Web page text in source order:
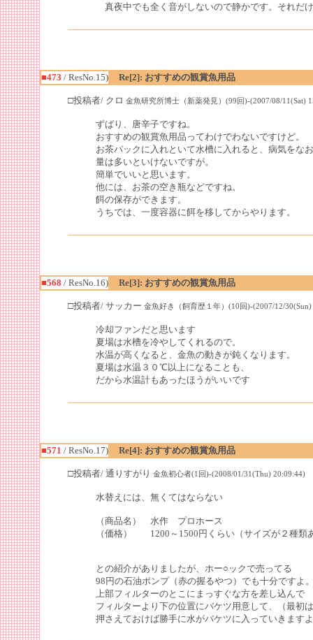
真夜中でも全く音がしないので静かです。それだ
■473 / ResNo.15) Re[2]: おすすめの観賞魚用品
□投稿者/ クロ 金魚研究所博士（新薬発見）(99回)-(2007/08/11(Sat)
ずばり、唐辛子ですね。
おすすめの観賞魚用品ってわけでわないですけど。
お茶パックに入れといて水槽に入れると、病気をな
量は多いといけないですが。
簡単でいいと思います。
他には、お茶の空き瓶などですね。
餌の保存ができます。
うちでは、一度容器に餌を移してからやります。
■568 / ResNo.16) Re[3]: おすすめの観賞魚用品
□投稿者/ サッカー 金魚好き（飼育歴１年）(10回)-(2007/12/30(Sun)
冷却ファンだと思います
夏場は水槽を冷やしてくれるので。
水温が高くなると、金魚の動きが鈍くなります。
夏場は水温３０℃以上になることも、
だから水温計もあったほうがいいです
■571 / ResNo.17) Re[4]: おすすめの観賞魚用品
□投稿者/ 通りすがり 金魚初心者(1回)-(2008/01/31(Thu) 20:09:44)
水替えには、無くてはならない
（商品名） 水作 プロホース
（価格） 1200～1500円くらい（サイズが２種類
との紹介がありましたが、ホー○ックで売ってる
98円の石油ポンプ（赤の握るやつ）でも十分ですよ
上部フィルターのとこにまっすぐな方を差し込んで
フィルターより下の位置にバケツ用意して、（最初
押さえておけば勝手に水がバケツに入っていきます